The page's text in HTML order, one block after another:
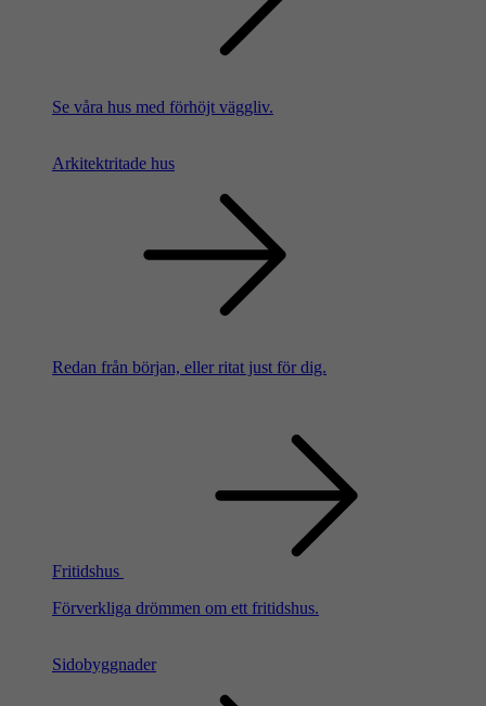
Se våra hus med förhöjt väggliv.
Arkitektritade hus
Redan från början, eller ritat just för dig.
Fritidshus
Förverkliga drömmen om ett fritidshus.
Sidobyggnader